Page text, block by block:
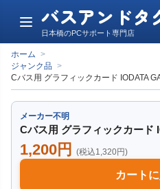
メ
ュ
ー
バスアンドタ
日本橋のPCサポート専門店
ホーム >
ジャンク品 >
Cバス用 グラフィックカード IODATA
メーカー不明
Cバス用 グラフィックカード
1,200円 (税込1,320円)
カート